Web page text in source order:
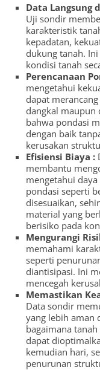
Data Langsung
Uji sondir
karakteristik
kepadatan,
dukung tanah.
kondisi tanah
Perencanaan
mengetahui
dapat
dangkal maupun
bahwa pondasi
dengan baik
kerusakan
Efisiensi Biaya :
membantu
mengetahui
pondasi seperti
disesuaikan,
material yang
berisiko pada
Mengurangi
memahami
seperti
diantisipasi. Ini
mencegah
Memastikan
Data sondir
yang lebih aman
bagaimana
dapat
kemudian hari,
penurunan